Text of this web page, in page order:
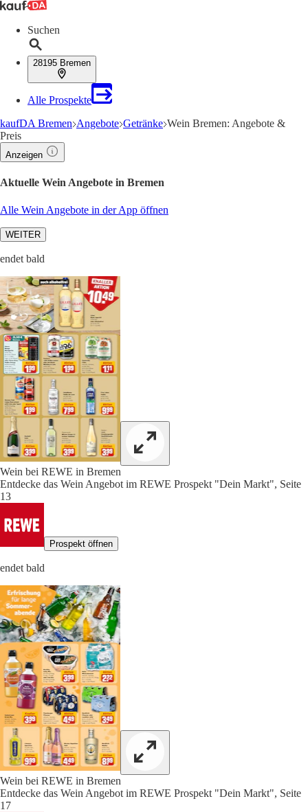
Suchen
28195 Bremen
Alle Prospekte
kaufDA Bremen Angebote Getränke Wein Bremen: Angebote &
Preis
Anzeigen
Aktuelle Wein Angebote in Bremen
Alle Wein Angebote in der App öffnen
WEITER
endet bald
Wein bei REWE in Bremen
Entdecke das Wein Angebot im REWE Prospekt "Dein Markt", Seite
13
Prospekt öffnen
endet bald
Wein bei REWE in Bremen
Entdecke das Wein Angebot im REWE Prospekt "Dein Markt", Seite
17